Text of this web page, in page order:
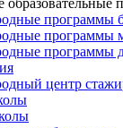
программы
программы
программы
центр